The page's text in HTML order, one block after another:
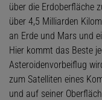
über die Erdoberfläche
über 4,5 Milliarden
an Erde und Mars und
Hier kommt das Beste
Asteroidenvorbeiflug
zum Satelliten eines
und auf seiner